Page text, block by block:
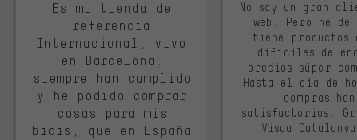
Es mi tienda de
referencia
Internacional, vivo
en Barcelona,
siempre han cumplido
y he podido comprar
cosas para mis
bicis, que en España
No soy un gran
web. Pero he
tiene productos
difíciles de
precios súper
Hasta el día de
compras
satisfactorios.
Visca